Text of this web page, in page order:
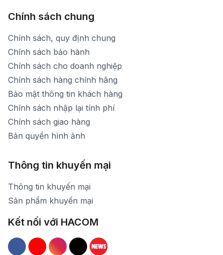
Chính sách chung
Chính sách, quy định chung
Chính sách bảo hành
Chính sách cho doanh nghiệp
Chính sách hàng chính hãng
Bảo mật thông tin khách hàng
Chính sách nhập lại tính phí
Chính sách giao hàng
Bản quyền hình ảnh
Thông tin khuyến mại
Thông tin khuyến mại
Sản phẩm khuyến mại
Kết nối với HACOM
Hacom Facebook
Hacom YouTube
Hacom Instagram
Hacom TikTok